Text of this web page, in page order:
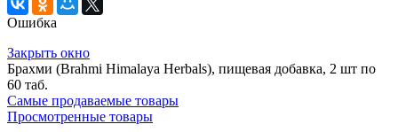
Ошибка
Закрыть окно
Брахми (Brahmi Himalaya Herbals), пищевая добавка, 2 шт по
60 таб.
Самые продаваемые товары
Просмотренные товары